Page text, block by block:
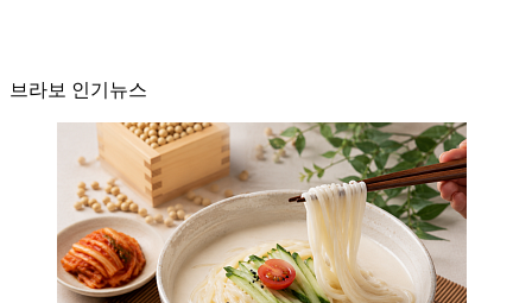
브라보 인기뉴스